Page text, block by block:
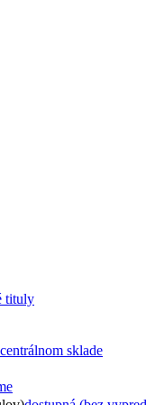
tituly
sklade